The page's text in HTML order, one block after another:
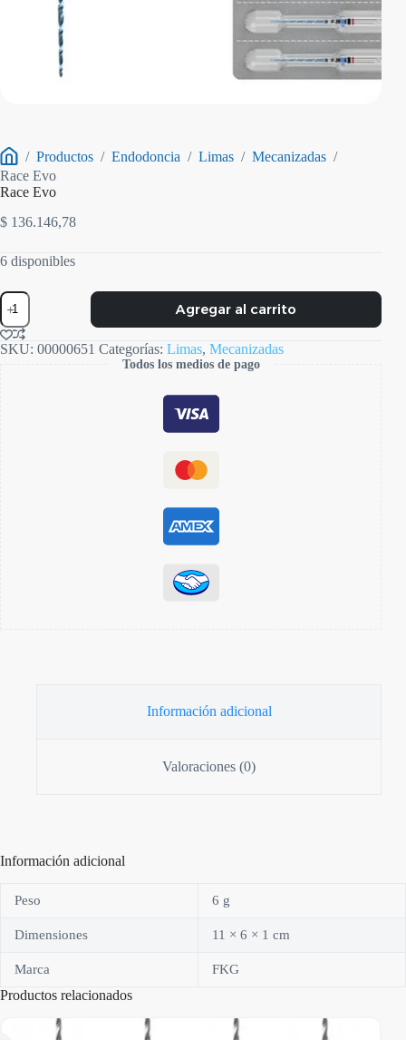
Inicio
/ Productos / Endodoncia / Limas / Mecanizadas /
Race Evo
Race Evo
$ 136.146,78
6 disponibles
Race
Evo
cantidad
Agregar al carrito
SKU: 00000651 Categorías: Limas, Mecanizadas
Todos los medios de pago
Información adicional
Valoraciones (0)
Información adicional
Peso 6 g
Dimensiones 11 × 6 × 1 cm
Marca FKG
Productos relacionados